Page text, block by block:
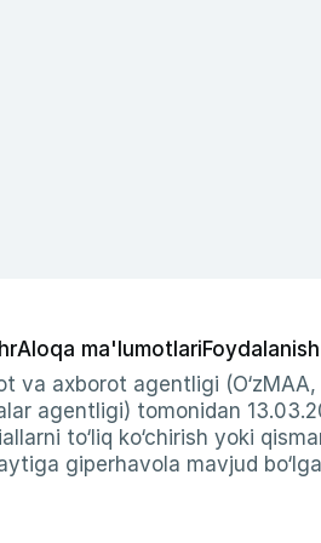
Aloqa ma'lumotlari
va axborot agentligi
agentligi) tomonidan
to‘liq ko‘chirish yoki
giperhavola mavjud